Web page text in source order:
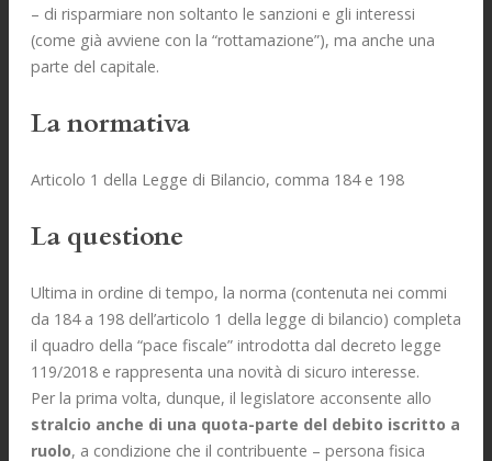
– di risparmiare non soltanto le sanzioni e gli interessi
(come già avviene con la “rottamazione”), ma anche una
parte del capitale.
La normativa
Articolo 1 della Legge di Bilancio, comma 184 e 198
La questione
Ultima in ordine di tempo, la norma (contenuta nei commi
da 184 a 198 dell’articolo 1 della legge di bilancio) completa
il quadro della “pace fiscale” introdotta dal decreto legge
119/2018 e rappresenta una novità di sicuro interesse.
Per la prima volta, dunque, il legislatore acconsente allo
stralcio anche di una quota-parte del debito iscritto a
ruolo, a condizione che il contribuente – persona fisica